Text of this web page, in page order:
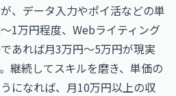
、データ入力やポイ活などの単
1万円程度、Webライティング
あれば月3万円〜5万円が現実
継続してスキルを磨き、単価の
になれば、月10万円以上の収